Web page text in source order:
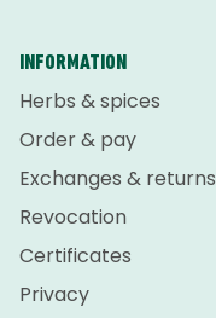
INFORMATION
Herbs & spices
Order & pay
Exchanges & returns
Revocation
Certificates
Privacy